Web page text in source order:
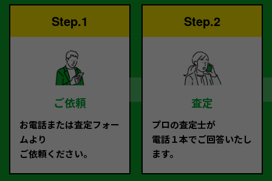
Step.1
ご依頼
お電話または査定フォー
ムより
ご依頼ください。
Step.2
査定
プロの査定士が
電話１本でご回答いたし
ます。